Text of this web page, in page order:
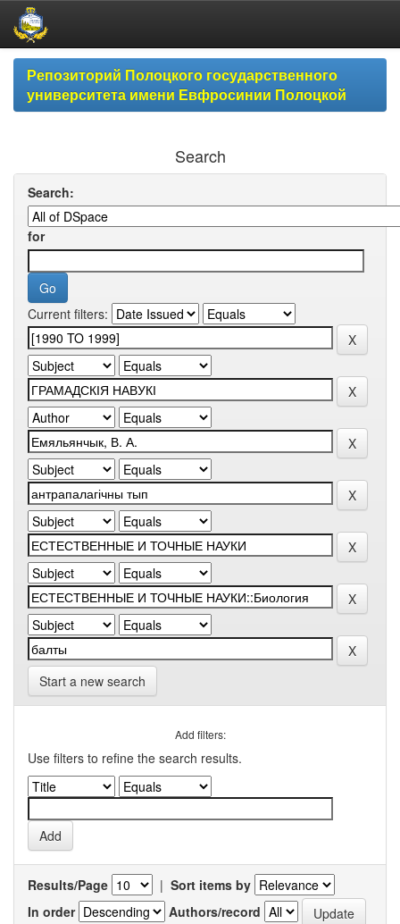
Skip
navigationРепозиторий Полоцкого государственного
университета имени Евфросинии Полоцкой
Search
Search:
for
Current filters:
Start a new search
Add filters:
Use filters to refine the search results.
Results/Page | Sort items by
In order
Authors/record